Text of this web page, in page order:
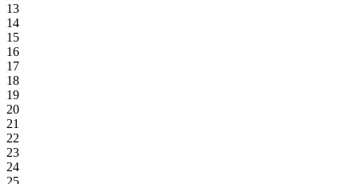
13
14
15
16
17
18
19
20
21
22
23
24